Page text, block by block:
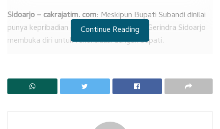
Sidoarjo – cakrajatim. com: Meskipun Bupati Subandi dinilai
punya kepribadian otoriter, namun partai Gerindra Sidoarjo
membuka diri untuk rekonsiliasi dengan bupati.
menerima,” demikian pernyataan Ketua Dewan Penasehat
Continue Reading